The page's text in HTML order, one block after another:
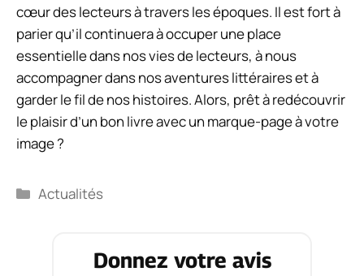
cœur des lecteurs à travers les époques. Il est fort à
parier qu’il continuera à occuper une place
essentielle dans nos vies de lecteurs, à nous
accompagner dans nos aventures littéraires et à
garder le fil de nos histoires. Alors, prêt à redécouvrir
le plaisir d’un bon livre avec un marque-page à votre
image ?
Catégories
Actualités
Donnez votre avis